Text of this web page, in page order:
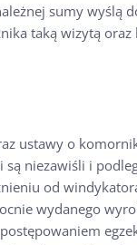
sumy wyślą
taką wizytą
ustawy o
są niezawiśli i
od
wydanego